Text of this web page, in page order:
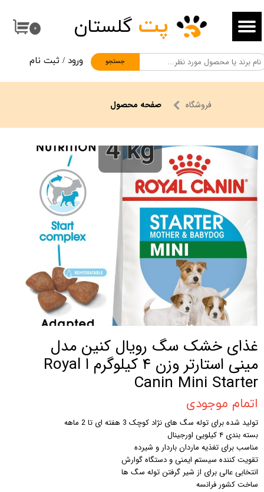
۰
جستجو
پت گلستان
ورود / ثبت نام
حساب کاربری من
تغییر گذر واژه
سفارشات
خروج از حساب کاربری
فروشگاه صفحه محصول
غذای خشک سگ رویال کنین مدل
مینی استارتر وزن ۴ کیلوگرم ا Royal
Canin Mini Starter
اتمام موجودی
تولید شده برای توله سگ های نژاد کوچک 3 هفته ای تا 2 ماهه
بسته بندی ۴ کیلویی اورجینال
مناسب برای تغذیه ماردان باردار و شیرده
تقویت کننده سیستم ایمنی و دستگاه گوارش
انتخابی عالی برای از شیر گرفتن توله سگ ها
ساخت کشور فرانسه